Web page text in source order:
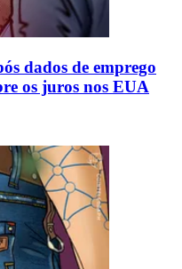
dados de emprego
os juros nos EUA